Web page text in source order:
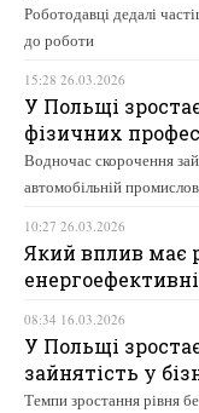
Роботодавці дедалі
до роботи
15:28 26.03.2026
У Польщі
фізичних
Водночас скорочення
автомобільній
10:27 26.03.2026
Який вплив має
08:34 16.03.2026
У Польщі
зайнятість у
Темпи зростання рівня